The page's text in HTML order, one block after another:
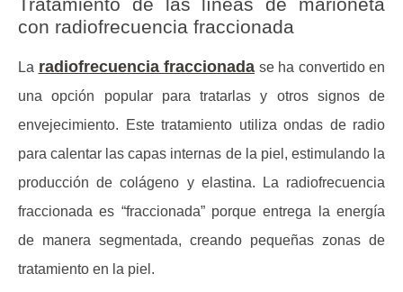
con radiofrecuencia fraccionada
La radiofrecuencia fraccionada se ha convertido en
una opción popular para tratarlas y otros signos de
envejecimiento. Este tratamiento utiliza ondas de radio
para calentar las capas internas de la piel, estimulando la
producción de colágeno y elastina. La radiofrecuencia
fraccionada es “fraccionada” porque entrega la energía
de manera segmentada, creando pequeñas zonas de
tratamiento en la piel.